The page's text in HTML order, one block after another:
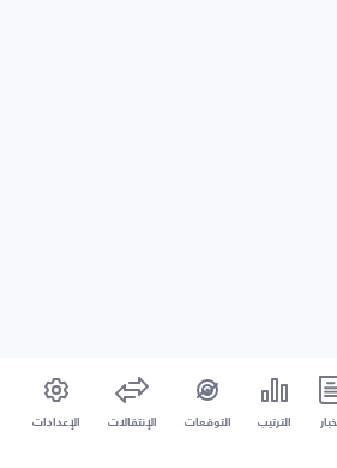
الترتيب التوقعات الإنتقالات الإعدادات